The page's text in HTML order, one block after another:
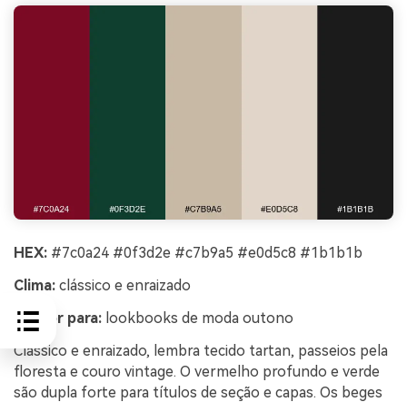
HEX: #7c0a24 #0f3d2e #c7b9a5 #e0d5c8 #1b1b1b
Clima: clássico e enraizado
Melhor para: lookbooks de moda outono
Clássico e enraizado, lembra tecido tartan, passeios pela
floresta e couro vintage. O vermelho profundo e verde
são dupla forte para títulos de seção e capas. Os beges